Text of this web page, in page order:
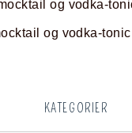
og vodka-
KATEGORIER